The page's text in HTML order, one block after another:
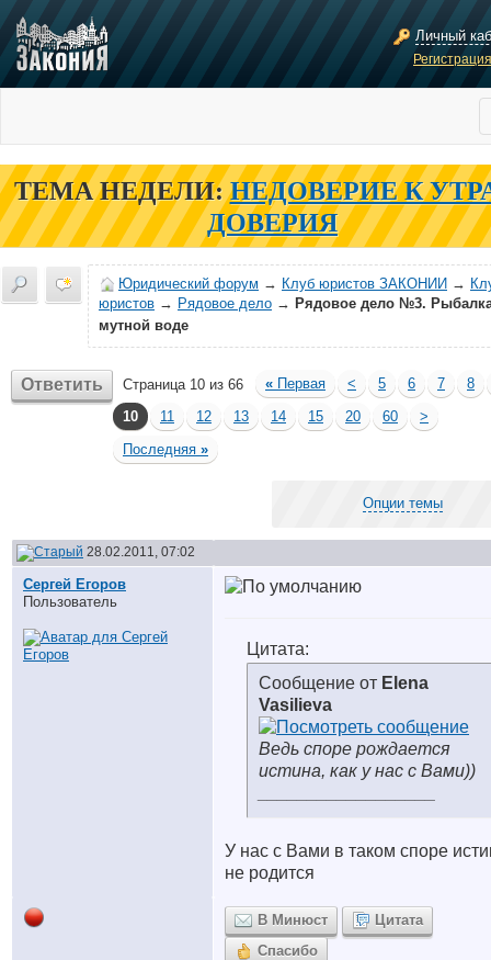
Личный
ТЕМА НЕДЕЛИ: НЕДОВЕРИЕ К
ДОВЕРИЯ
Юридический форум → Клуб юристов ЗАКОНИИ →
юристов → Рядовое дело → Рядовое дело №3.
мутной воде
Ответить Страница 10 из 66 « Первая < 5 6 7
8
10
11 12 13 14 15 20 60
>
Последняя »
Опции темы
28.02.2011, 07:02
Сергей Егоров
Пользователь
Цитата:
Сообщение от Elena
Vasilieva
Ведь споре рождается
истина, как у нас с Вами))
У нас с Вами в таком споре
не родится
В Минюст
Цитата
Спасибо